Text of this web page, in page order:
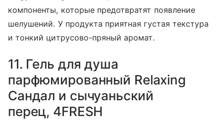
компоненты, которые предотвратят появление
шелушений. У продукта приятная густая текстура
и тонкий цитрусово-пряный аромат.
11. Гель для душа
парфюмированный Relaxing
Сандал и сычуаньский
перец, 4FRESH